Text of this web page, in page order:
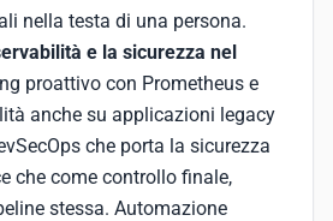
nella testa di una persona.
e la sicurezza nel
proattivo con Prometheus e
anche su applicazioni legacy
che porta la sicurezza
che come controllo finale,
stessa. Automazione